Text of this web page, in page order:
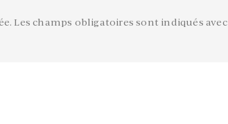
Les champs obligatoires sont indiqués avec